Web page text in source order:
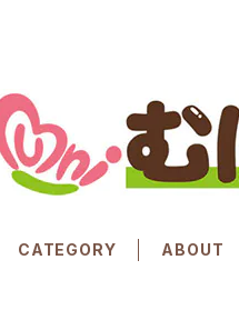
CATEGORY ABOUT